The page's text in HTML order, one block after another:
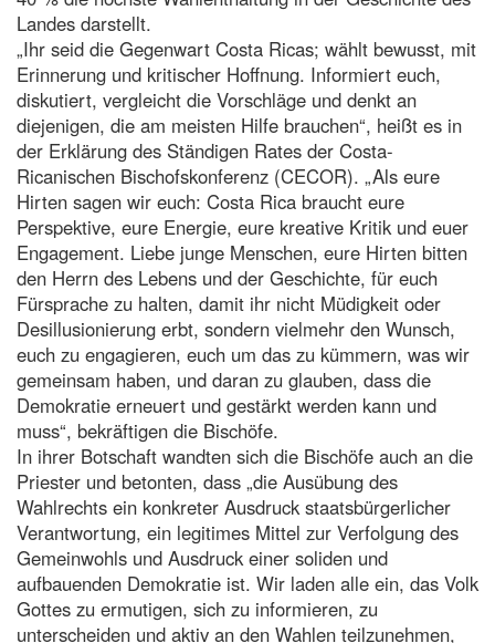
Landes darstellt.
„Ihr seid die Gegenwart Costa Ricas; wählt bewusst, mit
Erinnerung und kritischer Hoffnung. Informiert euch,
diskutiert, vergleicht die Vorschläge und denkt an
diejenigen, die am meisten Hilfe brauchen“, heißt es in
der Erklärung des Ständigen Rates der Costa-
Ricanischen Bischofskonferenz (CECOR). „Als eure
Hirten sagen wir euch: Costa Rica braucht eure
Perspektive, eure Energie, eure kreative Kritik und euer
Engagement. Liebe junge Menschen, eure Hirten bitten
den Herrn des Lebens und der Geschichte, für euch
Fürsprache zu halten, damit ihr nicht Müdigkeit oder
Desillusionierung erbt, sondern vielmehr den Wunsch,
euch zu engagieren, euch um das zu kümmern, was wir
gemeinsam haben, und daran zu glauben, dass die
Demokratie erneuert und gestärkt werden kann und
muss“, bekräftigen die Bischöfe.
In ihrer Botschaft wandten sich die Bischöfe auch an die
Priester und betonten, dass „die Ausübung des
Wahlrechts ein konkreter Ausdruck staatsbürgerlicher
Verantwortung, ein legitimes Mittel zur Verfolgung des
Gemeinwohls und Ausdruck einer soliden und
aufbauenden Demokratie ist. Wir laden alle ein, das Volk
Gottes zu ermutigen, sich zu informieren, zu
unterscheiden und aktiv an den Wahlen teilzunehmen,